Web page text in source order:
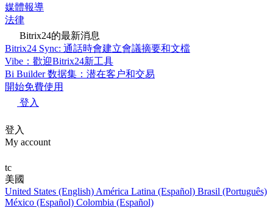
媒體報導
法律
Bitrix24的最新消息
Bitrix24 Sync: 通話時會建立會議摘要和文檔
Vibe：歡迎Bitrix24新工具
Bi Builder 数据集：潜在客户和交易
開始免費使用
登入
登入
My account
tc
美國
United States (English) América Latina (Español) Brasil (Português)
México (Español) Colombia (Español)